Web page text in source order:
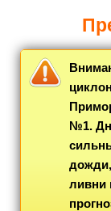
№1.
ливни